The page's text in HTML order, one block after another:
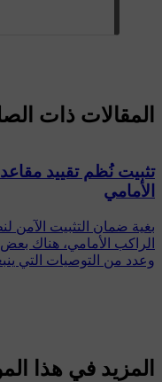
المقالات ذات
تثبيت نُظم تقييد
الأمامي
بغية ضمان التثبيت الآمن
الراكب الأمامي، هناك
وعدد من التوصيات التي
المزيد في هذا